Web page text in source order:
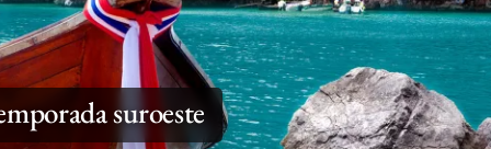
suroeste